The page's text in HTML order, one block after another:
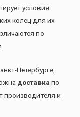
условия
колец для их
по
Петербурге,
доставка по
производителя и